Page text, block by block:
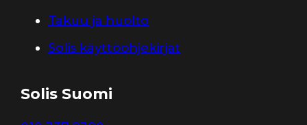
Takuu ja huolto
Solis käyttöohjekirjat
Solis Suomi